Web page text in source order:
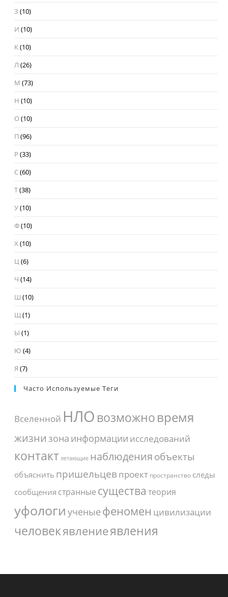
З (10)
И (10)
К(10)
Л (26)
М (73)
Н (10)
О(10)
П (96)
Р (33)
С(60)
Т(38)
У(10)
Ф(10)
Х (10)
Ц(6)
Ч (14)
Ш (10)
Щ(1)
Ы (1)
Ю (4)
Я (7)
Часто Используемые Теги
Вселенной НЛО возможновремя
жизни зона информации исследований
контакт летающие наблюденияобъекты
объяснить пришельцев проект пространство следы
сообщения странные существа теория
уфологи ученые феномен цивилизации
человекявлениеявления